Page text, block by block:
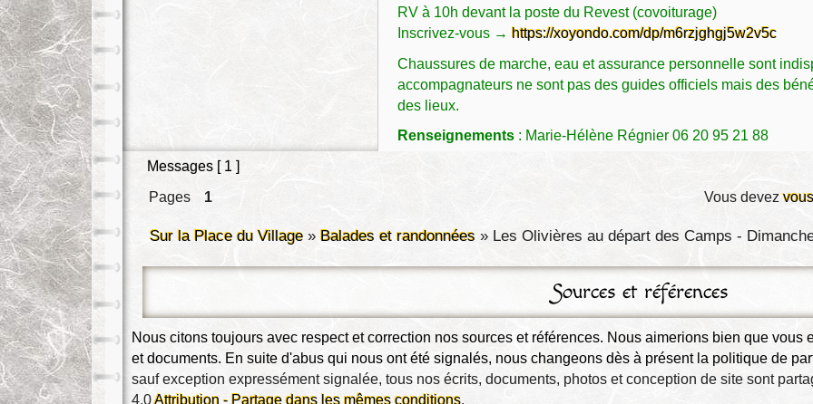
RV à 10h devant la poste du Revest (covoiturage)
Inscrivez-vous → https://xoyondo.com/dp/m6rzjghgj5w2v5c
Chaussures de marche, eau et assurance personnelle sont
accompagnateurs ne sont pas des guides officiels mais des
des lieux.
Renseignements: Marie-Hélène Régnier 06 20 95 21 88
Messages [ 1 ]
Pages
1 Vous devez
Sur la Place du Village » Balades et randonnées » Les Olivières au départ des Camps -
Sources et références
Nous citons toujours avec respect et correction nos sources et références. Nous aimerions bien que
et documents. En suite d'abus qui nous ont été signalés, nous changeons dès à présent la politique de
sauf exception expressément signalée, tous nos écrits, documents, photos et conception de site sont
4.0 Attribution - Partage dans les mêmes conditions.